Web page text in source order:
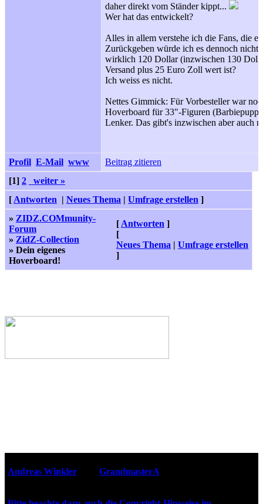
daher direkt vom Ständer kippt...
Wer hat das entwickelt?
Alles in allem verstehe ich die Fans, die
Zurückgeben würde ich es dennoch nicht
wirklich 120 Dollar (inzwischen 130
Versand plus 25 Euro Zoll wert ist?
Ich weiss es nicht.
Nettes Gimmick: Für Vorbesteller war
Hoverboard für 33"-Figuren
Lenker. Das gibt's inzwischen aber auch
Profil E-Mail www
Beitrag zitieren
[1] 2
weiter »
[ Antworten | Neues Thema | Umfrage erstellen ]
» ZIDZ.COMmunity-
Forum
» ZidZ-Collection
» Dein eigenes
Hoverboard!
[ Antworten ]
[
Neues Thema | Umfrage erstellen
]
Andreas Winkler
GrandmasterA